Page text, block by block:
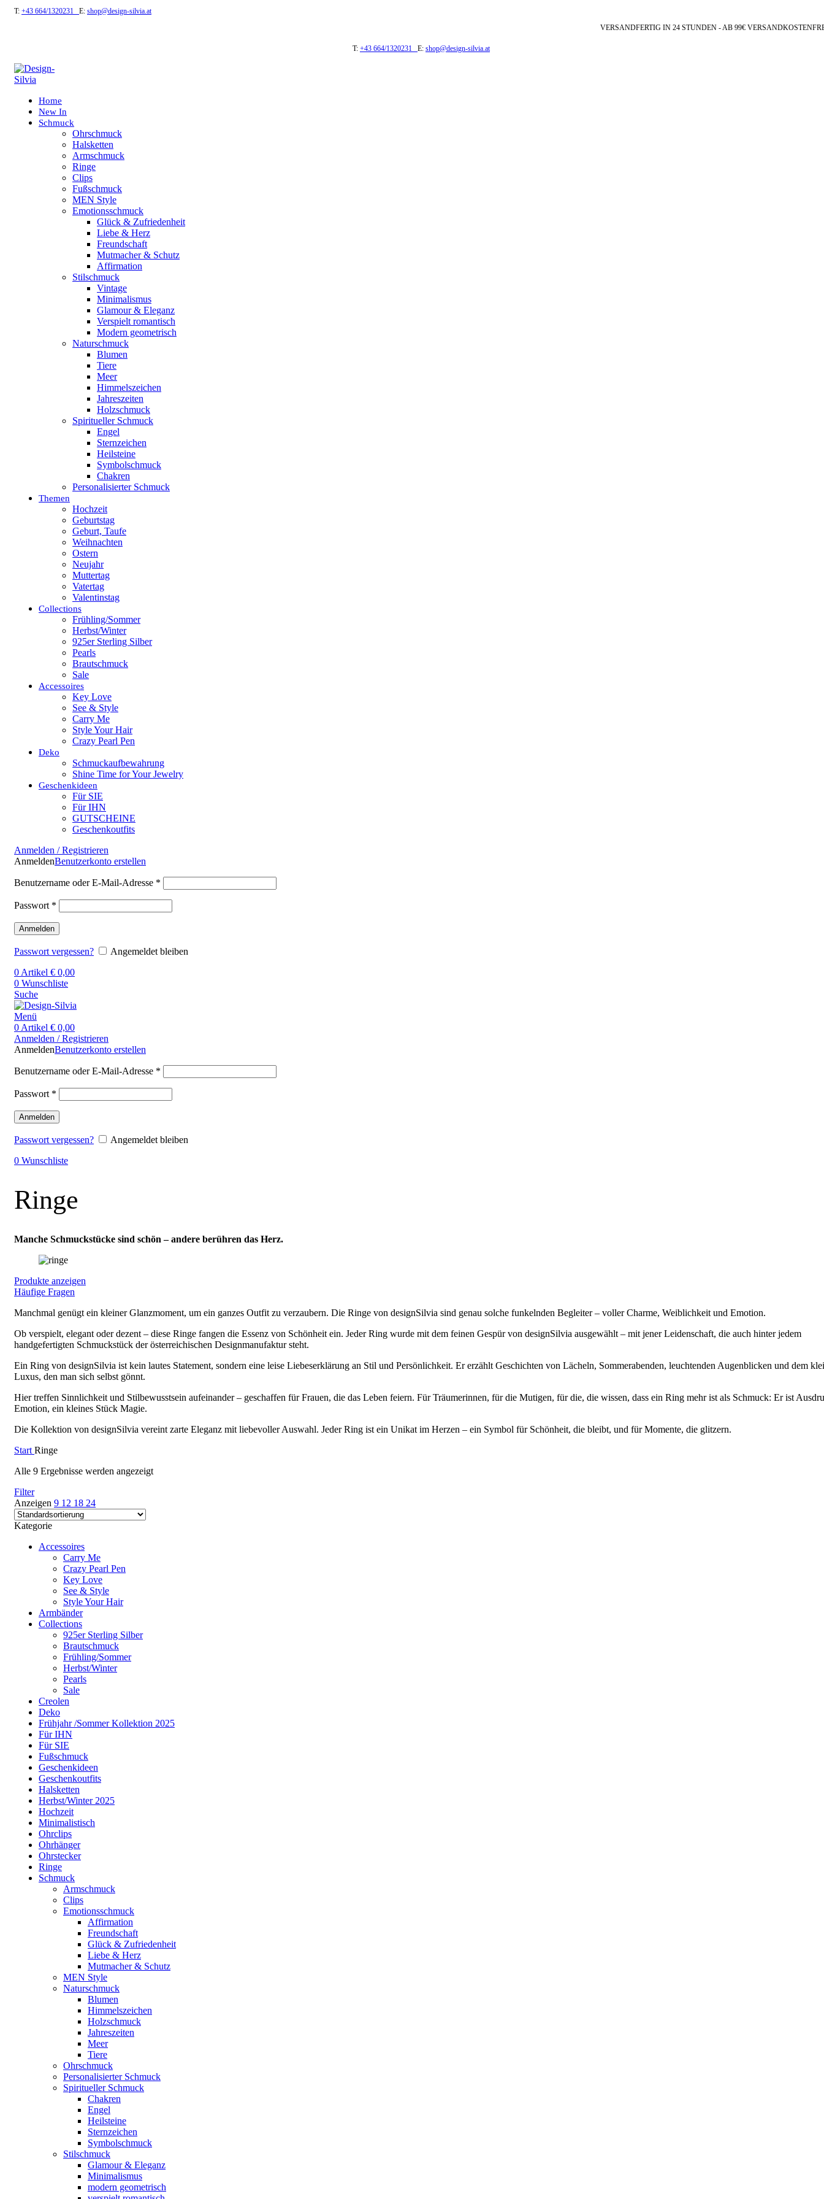
T: +43 664/1320231 E: shop@design-silvia.at
VERSANDFERTIG IN 24 STUNDEN - AB 99€
T: +43 664/1320231 E: shop@design-silvia.at
Home
New In
Schmuck
Ohrschmuck
Halsketten
Armschmuck
Ringe
Clips
Fußschmuck
MEN Style
Emotionsschmuck
Glück & Zufriedenheit
Liebe & Herz
Freundschaft
Mutmacher & Schutz
Affirmation
Stilschmuck
Vintage
Minimalismus
Glamour & Eleganz
Verspielt romantisch
Modern geometrisch
Naturschmuck
Blumen
Tiere
Meer
Himmelszeichen
Jahreszeiten
Holzschmuck
Spiritueller Schmuck
Engel
Sternzeichen
Heilsteine
Symbolschmuck
Chakren
Personalisierter Schmuck
Themen
Hochzeit
Geburtstag
Geburt, Taufe
Weihnachten
Ostern
Neujahr
Muttertag
Vatertag
Valentinstag
Collections
Frühling/Sommer
Herbst/Winter
925er Sterling Silber
Pearls
Brautschmuck
Sale
Accessoires
Key Love
See & Style
Carry Me
Style Your Hair
Crazy Pearl Pen
Deko
Schmuckaufbewahrung
Shine Time for Your Jewelry
Geschenkideen
Für SIE
Für IHN
GUTSCHEINE
Geschenkoutfits
Anmelden / Registrieren
AnmeldenBenutzerkonto erstellen
Benutzername oder E-Mail-Adresse *
Passwort *
Anmelden
Passwort vergessen?
Angemeldet bleiben
0 Artikel € 0,00
0 Wunschliste
Suche
Menü
0 Artikel € 0,00
Anmelden / Registrieren
AnmeldenBenutzerkonto erstellen
Benutzername oder E-Mail-Adresse *
Passwort *
Anmelden
Passwort vergessen?
Angemeldet bleiben
0 Wunschliste
Ringe
Manche Schmuckstücke sind schön – andere berühren das Herz.
Produkte anzeigen
Häufige Fragen
Manchmal genügt ein kleiner Glanzmoment, um ein ganzes Outfit zu verzaubern. Die Ringe von designSilvia sind genau solche funkelnden Begleiter – voller Charme, Weiblichkeit und Emotion.
Ob verspielt, elegant oder dezent – diese Ringe fangen die Essenz von Schönheit ein. Jeder Ring wurde mit dem feinen Gespür von designSilvia ausgewählt – mit jener Leidenschaft, die auch hinter jedem
handgefertigten Schmuckstück der österreichischen Designmanufaktur steht.
Ein Ring von designSilvia ist kein lautes Statement, sondern eine leise Liebeserklärung an Stil und Persönlichkeit. Er erzählt Geschichten von Lächeln, Sommerabenden, leuchtenden Augenblicken und dem
Luxus, den man sich selbst gönnt.
Hier treffen Sinnlichkeit und Stilbewusstsein aufeinander – geschaffen für Frauen, die das Leben feiern. Für Träumerinnen, für die Mutigen, für die, die wissen, dass ein Ring mehr ist als Schmuck: Er ist
Emotion, ein kleines Stück Magie.
Die Kollektion von designSilvia vereint zarte Eleganz mit liebevoller Auswahl. Jeder Ring ist ein Unikat im Herzen – ein Symbol für Schönheit, die bleibt, und für Momente, die glitzern.
Start Ringe
Alle 9 Ergebnisse werden angezeigt
Filter
Anzeigen 9 12 18 24
Kategorie
Accessoires
Carry Me
Crazy Pearl Pen
Key Love
See & Style
Style Your Hair
Armbänder
Collections
925er Sterling Silber
Brautschmuck
Frühling/Sommer
Herbst/Winter
Pearls
Sale
Creolen
Deko
Frühjahr /Sommer Kollektion 2025
Für IHN
Für SIE
Fußschmuck
Geschenkideen
Geschenkoutfits
Halsketten
Herbst/Winter 2025
Hochzeit
Minimalistisch
Ohrclips
Ohrhänger
Ohrstecker
Ringe
Schmuck
Armschmuck
Clips
Emotionsschmuck
Affirmation
Freundschaft
Glück & Zufriedenheit
Liebe & Herz
Mutmacher & Schutz
MEN Style
Naturschmuck
Blumen
Himmelszeichen
Holzschmuck
Jahreszeiten
Meer
Tiere
Ohrschmuck
Personalisierter Schmuck
Spiritueller Schmuck
Chakren
Engel
Heilsteine
Sternzeichen
Symbolschmuck
Stilschmuck
Glamour & Eleganz
Minimalismus
modern geometrisch